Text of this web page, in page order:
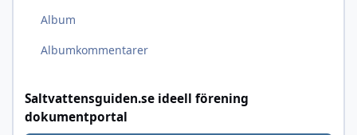
Album
Albumkommentarer
Saltvattensguiden.se ideell förening
dokumentportal